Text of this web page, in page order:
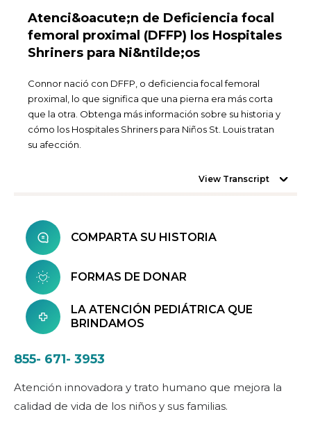
Atenci&oacute;n de Deficiencia focal
femoral proximal (DFFP) los Hospitales
Shriners para Ni&ntilde;os
Connor nació con DFFP, o deficiencia focal femoral
proximal, lo que significa que una pierna era más corta
que la otra. Obtenga más información sobre su historia y
cómo los Hospitales Shriners para Niños St. Louis tratan
su afección.
View Transcript
COMPARTA SU HISTORIA
FORMAS DE DONAR
LA ATENCIÓN PEDIÁTRICA QUE
BRINDAMOS
855- 671- 3953
Atención innovadora y trato humano que mejora la
calidad de vida de los niños y sus familias.